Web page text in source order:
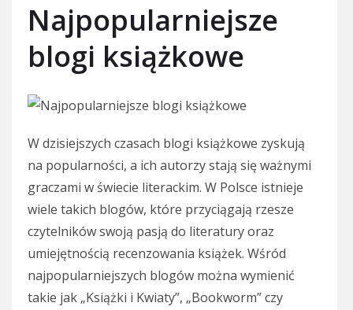
Najpopularniejsze
blogi książkowe
W dzisiejszych czasach blogi książkowe zyskują
na popularności, a ich autorzy stają się ważnymi
graczami w świecie literackim. W Polsce istnieje
wiele takich blogów, które przyciągają rzesze
czytelników swoją pasją do literatury oraz
umiejętnością recenzowania książek. Wśród
najpopularniejszych blogów można wymienić
takie jak „Książki i Kwiaty”, „Bookworm” czy